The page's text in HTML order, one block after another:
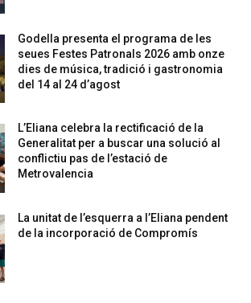
Godella presenta el programa de les
seues Festes Patronals 2026 amb onze
dies de música, tradició i gastronomia
del 14 al 24 d’agost
L’Eliana celebra la rectificació de la
Generalitat per a buscar una solució al
conflictiu pas de l’estació de
Metrovalencia
La unitat de l’esquerra a l’Eliana pendent
de la incorporació de Compromís